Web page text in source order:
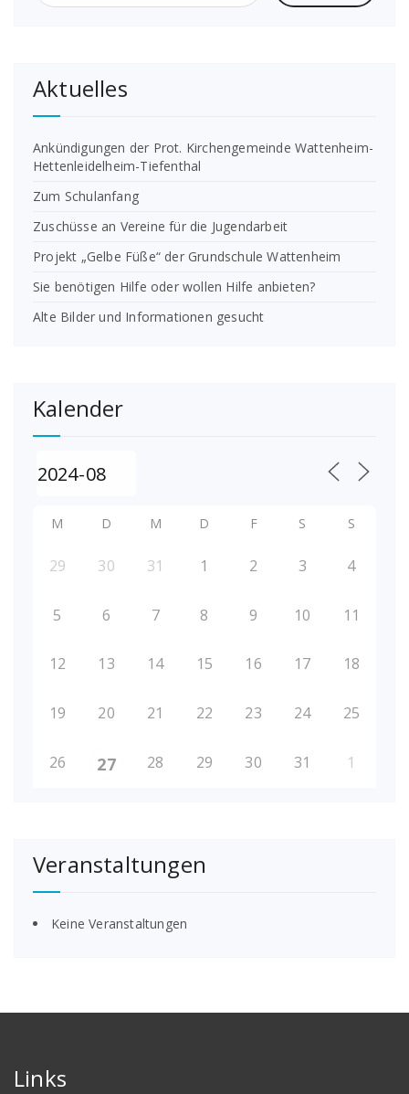
Aktuelles
Ankündigungen der Prot. Kirchengemeinde Wattenheim-
Hettenleidelheim-Tiefenthal
Zum Schulanfang
Zuschüsse an Vereine für die Jugendarbeit
Projekt „Gelbe Füße“ der Grundschule Wattenheim
Sie benötigen Hilfe oder wollen Hilfe anbieten?
Alte Bilder und Informationen gesucht
Kalender
M D M D F S S
29 30 31 1 2 3 4
5 6 7 8 9 10 11
12 13 14 15 16 17 18
19 20 21 22 23 24 25
26 27 28 29 30 31 1
Veranstaltungen
Keine Veranstaltungen
Links